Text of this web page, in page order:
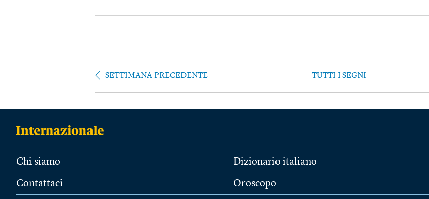
SETTIMANA PRECEDENTE TUTTI I SEGNI
Chi siamo
Contattaci
Dizionario italiano
Oroscopo